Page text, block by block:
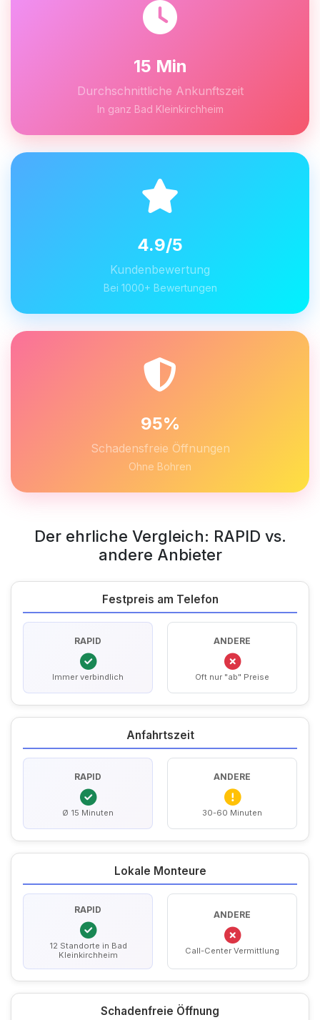
15 Min
Durchschnittliche Ankunftszeit
In ganz Bad Kleinkirchheim
4.9/5
Kundenbewertung
Bei 1000+ Bewertungen
95%
Schadensfreie Öffnungen
Ohne Bohren
Der ehrliche Vergleich: RAPID vs.
andere Anbieter
Festpreis am Telefon
RAPID
Immer verbindlich
ANDERE
Oft nur "ab" Preise
Anfahrtszeit
RAPID
Ø 15 Minuten
ANDERE
30-60 Minuten
Lokale Monteure
RAPID
12 Standorte in Bad
Kleinkirchheim
ANDERE
Call-Center Vermittlung
Schadenfreie Öffnung